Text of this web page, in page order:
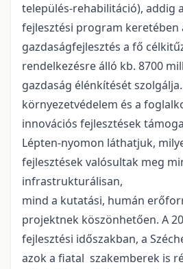
település-rehabilitáció), addig
fejlesztési program keretében
gazdaságfejlesztés a fő
rendelkezésre álló kb. 8700
gazdaság élénkítését
környezetvédelem és a
innovációs fejlesztések
Lépten-nyomon láthatjuk,
fejlesztések valósultak meg
infrastrukturálisan,
mind a kutatási, humán
projektnek köszönhetően. A
fejlesztési időszakban, a
azok a fiatal szakemberek is